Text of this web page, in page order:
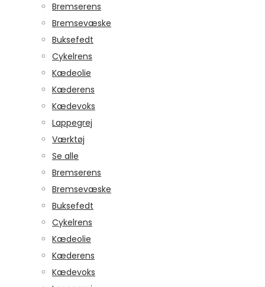
Bremserens
Bremsevæske
Buksefedt
Cykelrens
Kædeolie
Kæderens
Kædevoks
Lappegrej
Værktøj
Se alle
Bremserens
Bremsevæske
Buksefedt
Cykelrens
Kædeolie
Kæderens
Kædevoks